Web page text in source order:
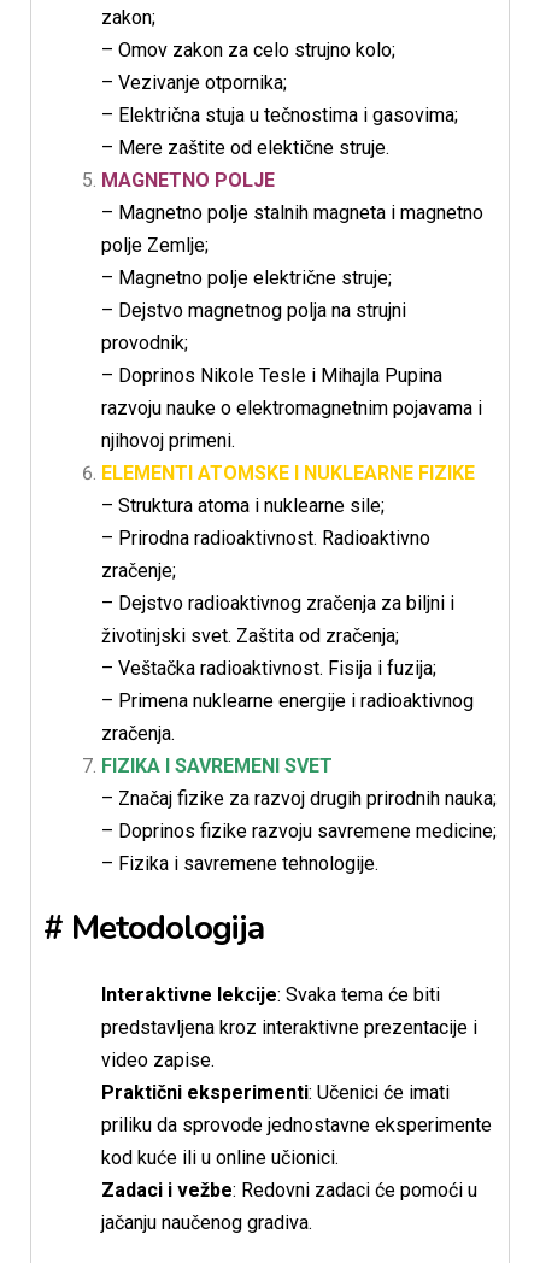
zakon;
– Omov zakon za celo strujno kolo;
– Vezivanje otpornika;
– Električna stuja u tečnostima i gasovima;
– Mere zaštite od elektične struje.
MAGNETNO POLJE
– Magnetno polje stalnih magneta i magnetno
polje Zemlje;
– Magnetno polje električne struje;
– Dejstvo magnetnog polja na strujni
provodnik;
– Doprinos Nikole Tesle i Mihajla Pupina
razvoju nauke o elektromagnetnim pojavama i
njihovoj primeni.
ELEMENTI ATOMSKE I NUKLEARNE FIZIKE
– Struktura atoma i nuklearne sile;
– Prirodna radioaktivnost. Radioaktivno
zračenje;
– Dejstvo radioaktivnog zračenja za biljni i
životinjski svet. Zaštita od zračenja;
– Veštačka radioaktivnost. Fisija i fuzija;
– Primena nuklearne energije i radioaktivnog
zračenja.
FIZIKA I SAVREMENI SVET
– Značaj fizike za razvoj drugih prirodnih nauka;
– Doprinos fizike razvoju savremene medicine;
– Fizika i savremene tehnologije.
# Metodologija
Interaktivne lekcije: Svaka tema će biti
predstavljena kroz interaktivne prezentacije i
video zapise.
Praktični eksperimenti: Učenici će imati
priliku da sprovode jednostavne eksperimente
kod kuće ili u online učionici.
Zadaci i vežbe: Redovni zadaci će pomoći u
jačanju naučenog gradiva.